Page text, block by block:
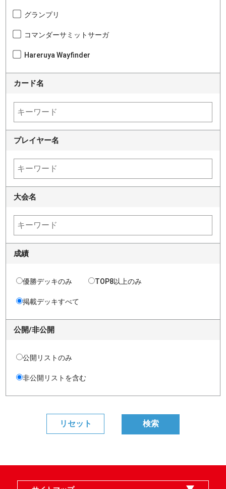
グランプリ
コマンダーサミットサーガ
Hareruya Wayfinder
カード名
プレイヤー名
大会名
成績
優勝デッキのみ TOP8以上のみ
掲載デッキすべて
公開/非公開
公開リストのみ
非公開リストを含む